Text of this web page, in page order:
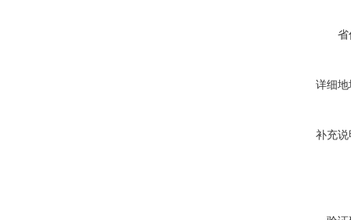
省
详细地
补充说